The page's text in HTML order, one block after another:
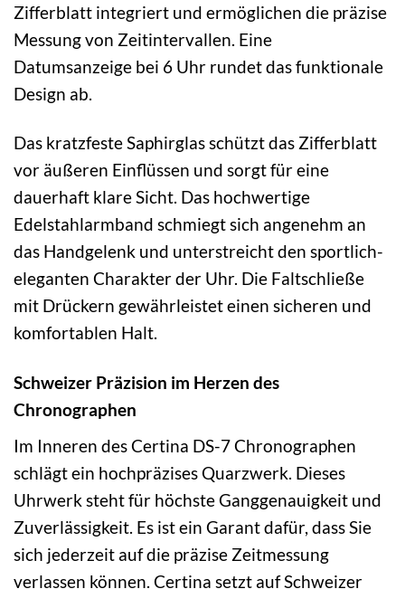
Zifferblatt integriert und ermöglichen die präzise
Messung von Zeitintervallen. Eine
Datumsanzeige bei 6 Uhr rundet das funktionale
Design ab.
Das kratzfeste Saphirglas schützt das Zifferblatt
vor äußeren Einflüssen und sorgt für eine
dauerhaft klare Sicht. Das hochwertige
Edelstahlarmband schmiegt sich angenehm an
das Handgelenk und unterstreicht den sportlich-
eleganten Charakter der Uhr. Die Faltschließe
mit Drückern gewährleistet einen sicheren und
komfortablen Halt.
Schweizer Präzision im Herzen des
Chronographen
Im Inneren des Certina DS-7 Chronographen
schlägt ein hochpräzises Quarzwerk. Dieses
Uhrwerk steht für höchste Ganggenauigkeit und
Zuverlässigkeit. Es ist ein Garant dafür, dass Sie
sich jederzeit auf die präzise Zeitmessung
verlassen können. Certina setzt auf Schweizer